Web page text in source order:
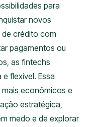
para
novos
de crédito com
pagamentos ou
as fintechs
flexível. Essa
econômicos e
estratégica,
medo e de explorar